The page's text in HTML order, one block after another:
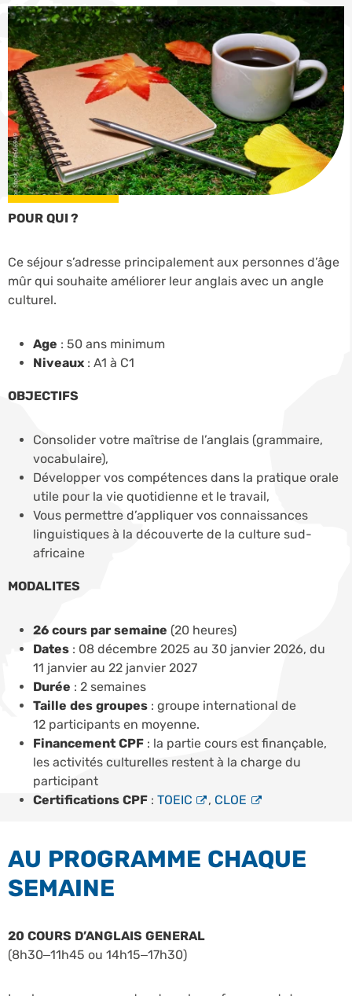
POUR QUI ?
Ce séjour s’adresse principalement aux personnes d’âge
mûr qui souhaite améliorer leur anglais avec un angle
culturel.
Age : 50 ans minimum
Niveaux : A1 à C1
OBJECTIFS
Consolider votre maîtrise de l’anglais (grammaire,
vocabulaire),
Développer vos compétences dans la pratique orale
utile pour la vie quotidienne et le travail,
Vous permettre d’appliquer vos connaissances
linguistiques à la découverte de la culture sud-
africaine
MODALITES
26 cours par semaine (20 heures)
Dates : 08 décembre 2025 au 30 janvier 2026, du
11 janvier au 22 janvier 2027
Durée : 2 semaines
Taille des groupes : groupe international de
12 participants en moyenne.
Financement CPF : la partie cours est finançable,
les activités culturelles restent à la charge du
participant
Certifications CPF : TOEIC , CLOE
AU PROGRAMME CHAQUE
SEMAINE
20 COURS D’ANGLAIS GENERAL
(8h30–11h45 ou 14h15–17h30)